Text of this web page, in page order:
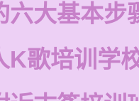
六大基本步
K歌培训学